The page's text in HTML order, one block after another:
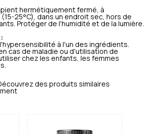
hermétiquement fermé, à
25°C), dans un endroit sec, hors de
Protéger de l'humidité et de la lumière.
à l'un des ingrédients.
cas de maladie ou d'utilisation de
chez les enfants, les femmes
des produits similaires